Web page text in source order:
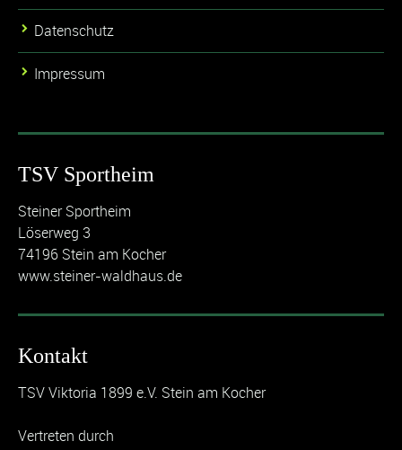
Datenschutz
Impressum
TSV Sportheim
Steiner Sportheim
Löserweg 3
74196 Stein am Kocher
www.steiner-waldhaus.de
Kontakt
TSV Viktoria 1899 e.V. Stein am Kocher
Vertreten durch